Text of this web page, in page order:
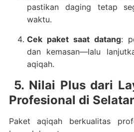
pastikan daging tetap
waktu.
Cek paket saat datang:
dan kemasan—lalu
aqiqah.
5. Nilai Plus dari
Profesional di
Paket aqiqah berkualitas